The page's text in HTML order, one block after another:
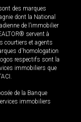
des marques
dont la National
de l’immobilier
servent à
courtiers et agents
d'homologation
respectifs sont la
immobiliers que
de la Banque
immobiliers